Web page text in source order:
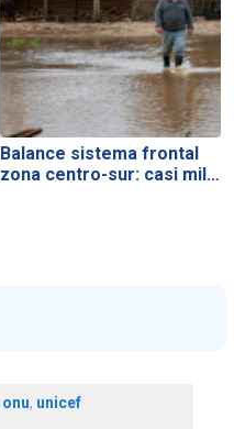
Balance sistema frontal
zona centro-sur: casi mil…
onu, unicef